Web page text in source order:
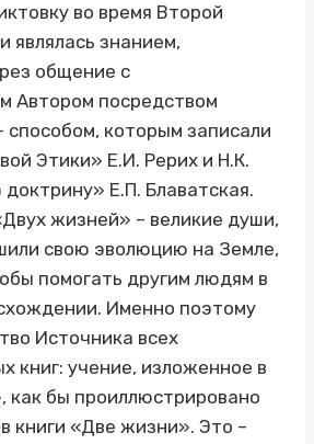
во время Второй
являлась знанием,
общение с
Автором посредством
способом, которым записали
Этики» Е.И. Рерих и Н.К.
Е.П. Блаватская.
жизней» – великие души,
свою эволюцию на Земле,
помогать другим людям в
Именно поэтому
Источника всех
книг: учение, изложенное в
бы проиллюстрировано
книги «Две жизни». Это –